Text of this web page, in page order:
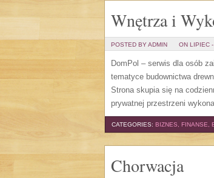
Wnętrza i
POSTED BY ADMIN ON LIPIEC
DomPol – serwis dla osób
tematyce budownictwa
Strona skupia się na
prywatnej przestrzeni
CATEGORIES: BIZNES, FINANSE,
Chorwacja